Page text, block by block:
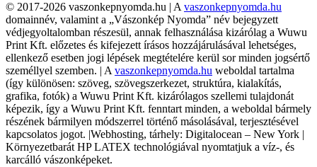
© 2017-2026 vaszonkepnyomda.hu | A vaszonkepnyomda.hu
domainnév, valamint a „Vászonkép Nyomda” név bejegyzett
védjegyoltalomban részesül, annak felhasználása kizárólag a Wuwu
Print Kft. előzetes és kifejezett írásos hozzájárulásával lehetséges,
ellenkező esetben jogi lépések megtételére kerül sor minden jogsértő
személlyel szemben. | A vaszonkepnyomda.hu weboldal tartalma
(így különösen: szöveg, szövegszerkezet, struktúra, kialakítás,
grafika, fotók) a Wuwu Print Kft. kizárólagos szellemi tulajdonát
képezik, így a Wuwu Print Kft. fenntart minden, a weboldal bármely
részének bármilyen módszerrel történő másolásával, terjesztésével
kapcsolatos jogot. |Webhosting, tárhely: Digitalocean – New York |
Környezetbarát HP LATEX technológiával nyomtatjuk a víz-, és
karcálló vászonképeket.